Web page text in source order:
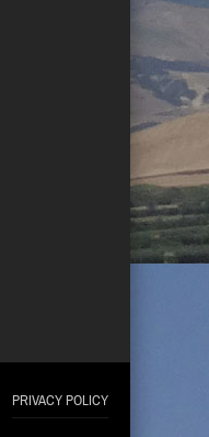
PRIVACY POLICY